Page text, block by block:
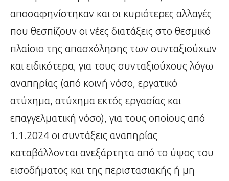
αποσαφηνίστηκαν και οι κυριότερες αλλαγές
που θεσπίζουν οι νέες διατάξεις στο θεσμικό
πλαίσιο της απασχόλησης των συνταξιούχων
και ειδικότερα, για τους συνταξιούχους λόγω
αναπηρίας (από κοινή νόσο, εργατικό
ατύχημα, ατύχημα εκτός εργασίας και
επαγγελματική νόσο), για τους οποίους από
1.1.2024 οι συντάξεις αναπηρίας
καταβάλλονται ανεξάρτητα από το ύψος του
εισοδήματος και της περιστασιακής ή μη